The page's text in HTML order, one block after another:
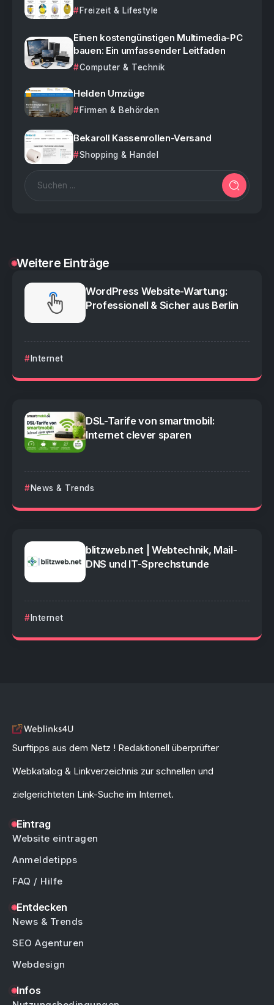
Freizeit & Lifestyle
Einen kostengünstigen Multimedia-PC
bauen: Ein umfassender Leitfaden
Computer & Technik
Helden Umzüge
Firmen & Behörden
Bekaroll Kassenrollen-Versand
Shopping & Handel
Weitere Einträge
WordPress Website-Wartung:
Professionell & Sicher aus Berlin
Internet
DSL-Tarife von smartmobil:
Internet clever sparen
News & Trends
blitzweb.net | Webtechnik, Mail-
DNS und IT-Sprechstunde
Internet
Surftipps aus dem Netz ! Redaktionell überprüfter
Webkatalog & Linkverzeichnis zur schnellen und
zielgerichteten Link-Suche im Internet.
Eintrag
Website eintragen
Anmeldetipps
FAQ / Hilfe
Entdecken
News & Trends
SEO Agenturen
Webdesign
Infos